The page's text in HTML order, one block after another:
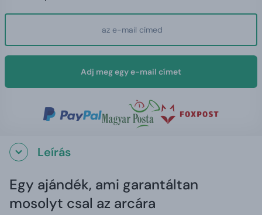
Adj meg egy e-mail címet
Leírás
Egy ajándék, ami garantáltan
mosolyt csal az arcára